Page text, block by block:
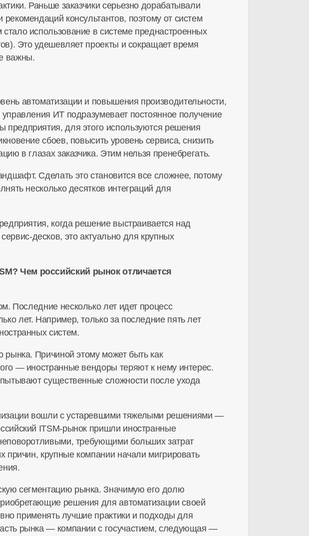
Раньше заказчики серьезно дорабатывали
консультантов, поэтому от систем
использование в системе преднастроенных
Это удешевляет проекты и сокращает время
важны.
автоматизации и повышения производительности,
ИТ подразумевает постоянное получение
предприятия, для этого используются решения
сбоев, повысить уровень сервиса, снизить
в глазах заказчика. Этим нельзя пренебрегать.
Сделать это становится все сложнее, потому
несколько десятков интеграций для
когда решение выстраивается над
сервис-десков, это актуально для крупных
Чем российский рынок отличается
Последние несколько лет идет процесс
лет. Например, только за последние пять лет
систем.
рынка. Причиной этому может быть как
— иностранные вендоры теряют к нему интерес.
существенные сложности после ухода
вошли с устаревшими тяжелыми решениями —
ITSM-рынок пришли иностранные
требующими больших затрат
причин, крупные компании начали мигрировать
сегментацию рынка. Значимую его долю
решения для автоматизации своей
применять лучшие практики и подходы для
рынка — компании с госучастием, следующая —